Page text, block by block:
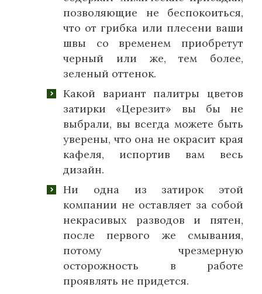
позволяющие не беспокоиться,
что от грибка или плесени ваши
швы со временем приобретут
черный или же, тем более,
зеленый оттенок.
Какой вариант палитры цветов
затирки «Церезит» вы бы не
выбрали, вы всегда можете быть
уверены, что она не окрасит края
кафеля, испортив вам весь
дизайн.
Ни одна из затирок этой
компании не оставляет за собой
некрасивых разводов и пятен,
после первого же смывания,
потому чрезмерную
осторожность в работе
проявлять не придется.